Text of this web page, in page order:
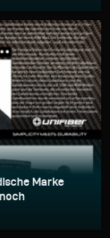
Marke